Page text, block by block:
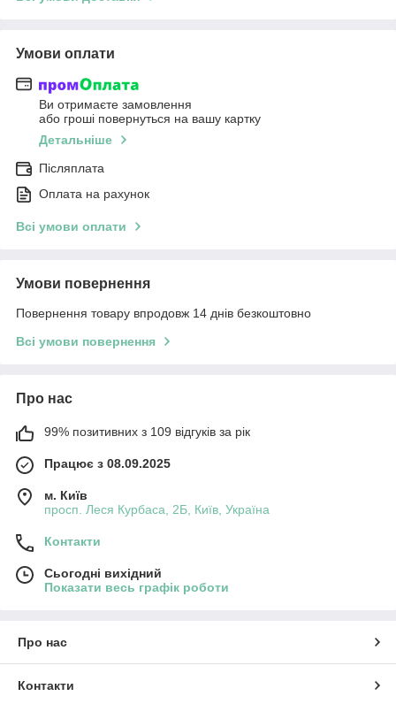
Умови оплати
Ви отримаєте замовлення
або гроші повернуться на вашу картку
Детальніше
Післяплата
Оплата на рахунок
Всі умови оплати
Умови повернення
Повернення товару впродовж 14 днів безкоштовно
Всі умови повернення
Про нас
99% позитивних з 109 відгуків за рік
Працює з 08.09.2025
м. Київ
просп. Леся Курбаса, 2Б, Київ, Україна
Контакти
Сьогодні вихідний
Показати весь графік роботи
Про нас
Контакти